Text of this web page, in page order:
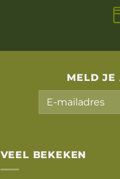
MELD JE
VEEL BEKEKEN